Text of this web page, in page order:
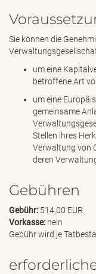
Sie können die
um eine
betroffene Art
um eine
gemeinsame
Stellen ihres
Verwaltung von
deren
Gebühren
Gebühr: 514,00 EUR
Vorkasse: nein
Gebühr wird je